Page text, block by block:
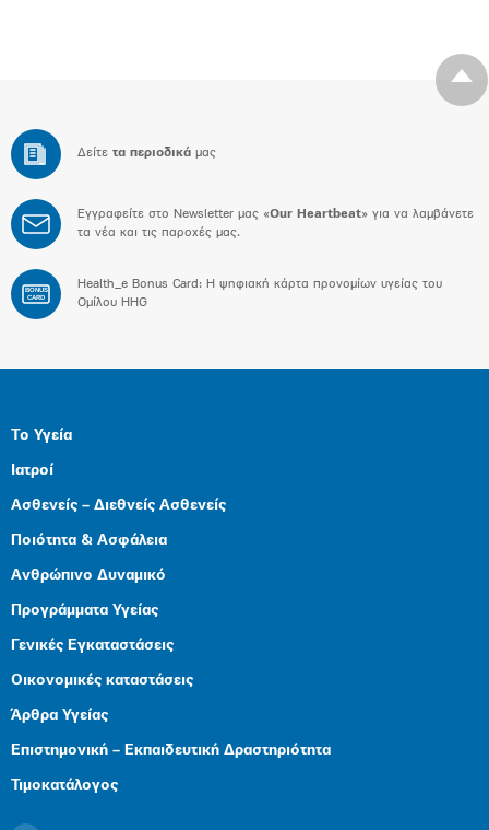
Δείτε τα περιοδικά μας
Εγγραφείτε στο Newsletter μας «Our Heartbeat» για να λαμβάνετε
τα νέα και τις παροχές μας.
BONUS
CARD
Health_e Bonus Card: H ψηφιακή κάρτα προνομίων υγείας του
Ομίλου HHG
Το Υγεία
Ιατροί
Ασθενείς – Διεθνείς Ασθενείς
Ποιότητα & Ασφάλεια
Ανθρώπινο Δυναμικό
Προγράμματα Υγείας
Γενικές Εγκαταστάσεις
Οικονομικές καταστάσεις
Άρθρα Υγείας
Επιστημονική – Εκπαιδευτική Δραστηριότητα
Τιμοκατάλογος